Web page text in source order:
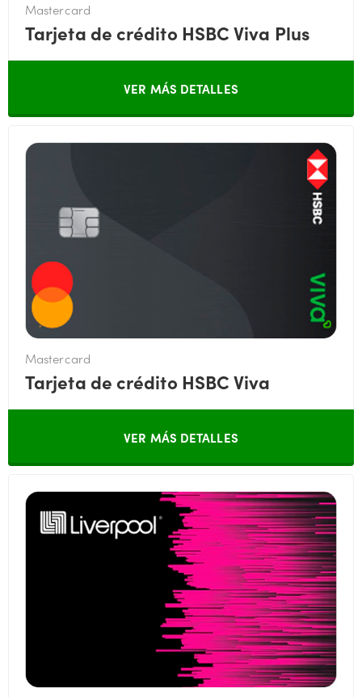
Mastercard
Tarjeta de crédito HSBC Viva Plus
VER MÁS DETALLES
Mastercard
Tarjeta de crédito HSBC Viva
VER MÁS DETALLES